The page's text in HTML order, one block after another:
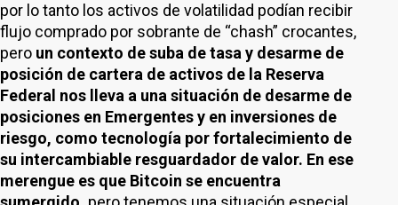
por lo tanto los activos de volatilidad podían recibir
flujo comprado por sobrante de “chash” crocantes,
pero un contexto de suba de tasa y desarme de
posición de cartera de activos de la Reserva
Federal nos lleva a una situación de desarme de
posiciones en Emergentes y en inversiones de
riesgo, como tecnología por fortalecimiento de
su intercambiable resguardador de valor. En ese
merengue es que Bitcoin se encuentra